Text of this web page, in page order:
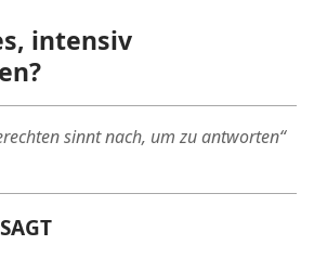
intensiv
sinnt nach, um zu antworten“